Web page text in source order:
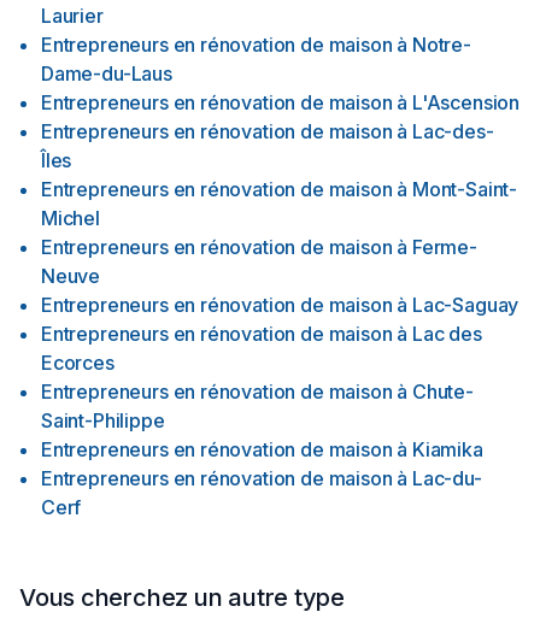
Laurier
Entrepreneurs en rénovation de maison à Notre-
Dame-du-Laus
Entrepreneurs en rénovation de maison à L'Ascension
Entrepreneurs en rénovation de maison à Lac-des-
Îles
Entrepreneurs en rénovation de maison à Mont-Saint-
Michel
Entrepreneurs en rénovation de maison à Ferme-
Neuve
Entrepreneurs en rénovation de maison à Lac-Saguay
Entrepreneurs en rénovation de maison à Lac des
Ecorces
Entrepreneurs en rénovation de maison à Chute-
Saint-Philippe
Entrepreneurs en rénovation de maison à Kiamika
Entrepreneurs en rénovation de maison à Lac-du-
Cerf
Vous cherchez un autre type